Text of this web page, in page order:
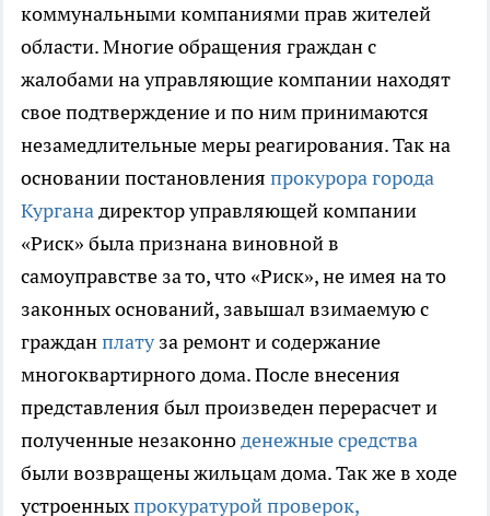
коммунальными компаниями прав жителей
области.Многие обращения граждан с
жалобами на управляющие компании находят
свое подтверждение и по ним принимаются
незамедлительные меры реагирования. Так на
основании постановления прокурора города
Курганадиректор управляющей компании
«Риск» была признана виновной в
самоуправстве за то, что «Риск», не имея на то
законных оснований, завышал взимаемую с
гражданплатуза ремонт и содержание
многоквартирного дома. После внесения
представления был произведен перерасчет и
полученные незаконноденежные средства
были возвращены жильцам дома. Так же в ходе
устроенныхпрокуратурой проверок,